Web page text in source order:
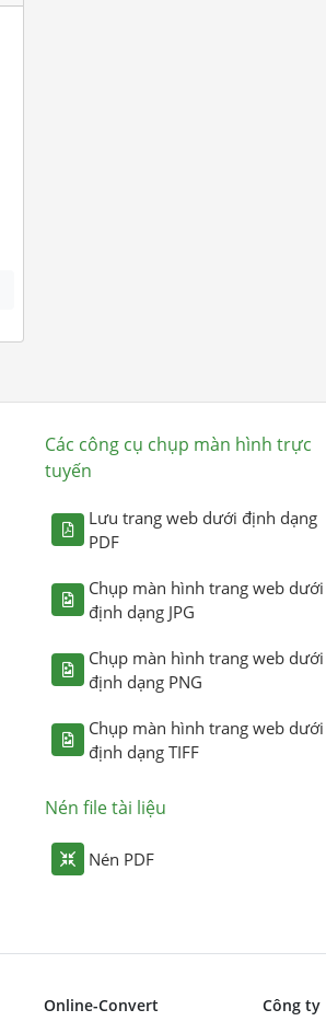
Các công cụ chụp màn hình trực
tuyến
Lưu trang web dưới định dạng
PDF
Chụp màn hình trang web dưới
định dạng JPG
Chụp màn hình trang web dưới
định dạng PNG
Chụp màn hình trang web dưới
định dạng TIFF
Nén file tài liệu
Nén PDF
Online-Convert Công ty